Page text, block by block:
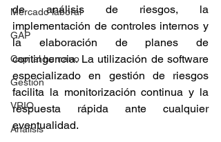
Mercado laboral
GAP
Capital humano
Gestión
VRIO
Análisis
de análisis de riesgos, la
implementación de controles internos y
la elaboración de planes de
contingencia. La utilización de software
especializado en gestión de riesgos
facilita la monitorización continua y la
respuesta rápida ante cualquier
eventualidad.